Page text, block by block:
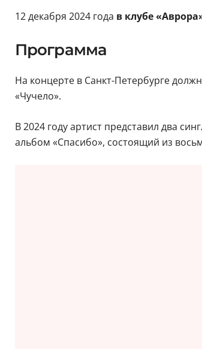
12 декабря 2024 года в клубе
Программа
На концерте в Санкт-Петербурге
«Чучело».
В 2024 году артист представил два
альбом «Спасибо», состоящий из